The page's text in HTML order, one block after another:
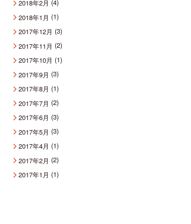
2018年2月 (4)
2018年1月 (1)
2017年12月 (3)
2017年11月 (2)
2017年10月 (1)
2017年9月 (3)
2017年8月 (1)
2017年7月 (2)
2017年6月 (3)
2017年5月 (3)
2017年4月 (1)
2017年2月 (2)
2017年1月 (1)